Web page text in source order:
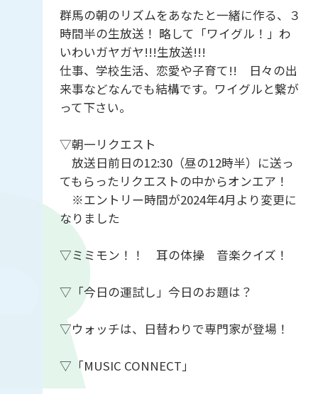
群馬の朝のリズムをあなたと一緒に作る、３
時間半の生放送！ 略して「ワイグル！」わ
いわいガヤガヤ!!!生放送!!!
仕事、学校生活、恋愛や子育て!! 日々の出
来事などなんでも結構です。ワイグルと繋が
って下さい。
▽朝一リクエスト
放送日前日の12:30（昼の12時半）に送っ
てもらったリクエストの中からオンエア！
※エントリー時間が2024年4月より変更に
なりました
▽ミミモン！！ 耳の体操 音楽クイズ！
▽「今日の運試し」今日のお題は？
▽ウォッチは、日替わりで専門家が登場！
▽「MUSIC CONNECT」